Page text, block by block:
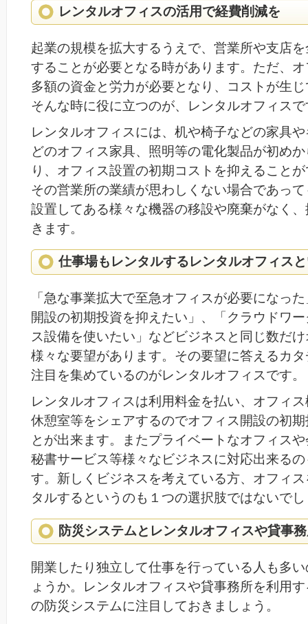
レンタルオフィスの活用で経費削減を
起業の規模を拡大するうえで、営業所や支店
することが必要となる時があります。ただ、
多額の資金と労力が必要となり、コストが生
そんな時に役に立つのが、レンタルオフィスで
レンタルオフィスには、机や椅子などの家具
どのオフィス家具、照明等の電化製品が初め
り、オフィス設置の初期コストを抑えること
その営業所の業績が思わしくない場合であっ
設置してある様々な機器の移設や廃棄がなく
きます。
仕事場もレンタルするレンタルオフィス
「急な事業拡大で至急オフィスが必要になっ
開設の初期投資を抑えたい」、「クラウドワ
ス設備を使いたい」などビジネスと同じ数だ
様々な要望があります。その要望に答えるカ
注目を集めているのがレンタルオフィスです。
レンタルオフィスは利用料金を払い、オフィ
休憩室等をシェアするのでオフィス開設の初
とが出来ます。またプライベートなオフィス
秘書サービス等様々なビジネスに対応出来る
す。新しくビジネスを考えている方、オフィ
タルするというのも１つの選択肢ではないで
防災システムとレンタルオフィスや貸事
開業したり独立して仕事を行っている人も多
ょうか。レンタルオフィスや貸事務所を利用
の防災システムに注目しておきましょう。